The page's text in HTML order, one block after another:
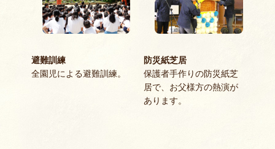
避難訓練
全園児による避難訓練。
防災紙芝居
保護者手作りの防災紙芝
居で、お父様方の熱演が
あります。